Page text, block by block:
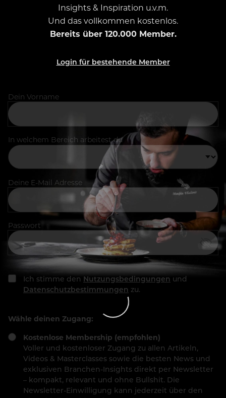
Insights & Inspiration u.v.m.
Und das vollkommen kostenlos.
Bereits über 120.000 Member.
Login für bestehende Member
Dein Vorname
In welchem Bereich arbeitest du
Deine E-Mail Adresse
Passwort
Ich stimme den Nutzungsbedingungen und
Datenschutzbestimmungen zu.
Wähle deinen Zugang:
Kostenlose Membership (empfohlen)
Voller und kostenloser Zugang zu allen Artikeln,
Videos & Masterclasses sowie die besten News und
exklusiven Branchen-Insights direkt per Newsletter
– kompakt, relevant und ohne Bullshit. Die
Newsletter-Einwilligung kann jederzeit über den